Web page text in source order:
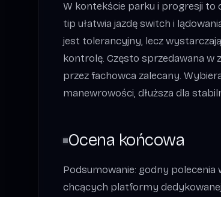
W kontekście parku i progresji
tip ułatwia jazdę switch i
jest tolerancyjny, lecz
kontrolę. Często sprzedawana w
przez fachowca zalecany.
manewrowości, dłuższa dla
Ocena końcowa
Podsumowanie: godny
chcących platformy